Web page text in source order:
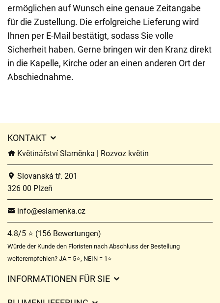
ermöglichen auf Wunsch eine genaue Zeitangabe
für die Zustellung. Die erfolgreiche Lieferung wird
Ihnen per E-Mail bestätigt, sodass Sie volle
Sicherheit haben. Gerne bringen wir den Kranz direkt
in die Kapelle, Kirche oder an einen anderen Ort der
Abschiednahme.
KONTAKT
Květinářství Slaměnka | Rozvoz květin
Slovanská tř. 201
326 00 Plzeň
info@eslamenka.cz
4.8/5 ⭐ (156 Bewertungen)
Würde der Kunde den Floristen nach Abschluss der Bestellung
weiterempfehlen? JA = 5⭐, NEIN = 1⭐
INFORMATIONEN FÜR SIE